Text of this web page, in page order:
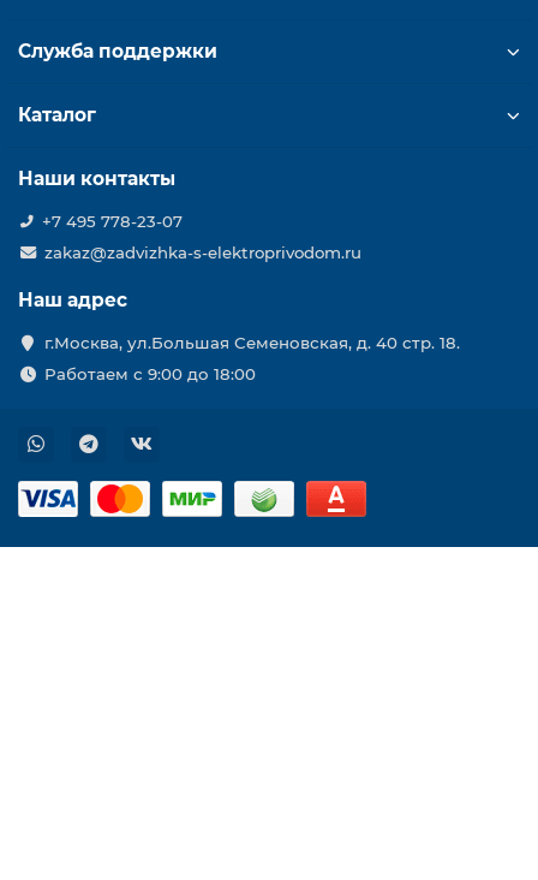
Служба поддержки
Каталог
Наши контакты
+7 495 778-23-07
zakaz@zadvizhka-s-elektroprivodom.ru
Наш адрес
г.Москва, ул.Большая Семеновская, д. 40 стр. 18.
Работаем с 9:00 до 18:00